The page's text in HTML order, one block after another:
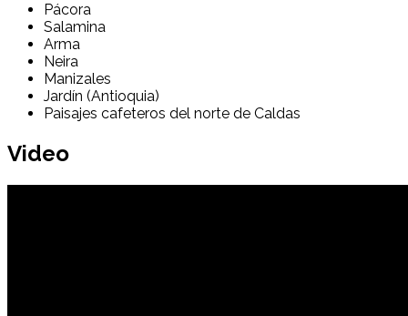
Pácora
Salamina
Arma
Neira
Manizales
Jardín (Antioquia)
Paisajes cafeteros del norte de Caldas
Video